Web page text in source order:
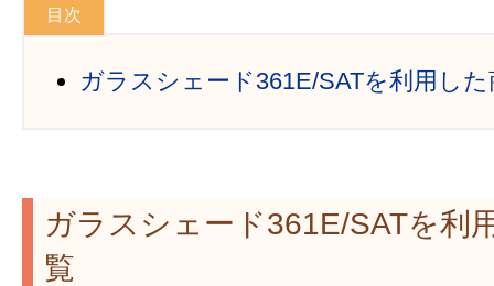
ガラスシェード361E/SATを利用し
ガラスシェード361E/SATを利
覧